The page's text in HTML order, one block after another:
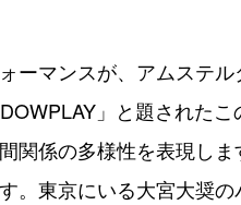
ーマンスが、アムステ
」と題された
関係の多様性を表現し
。東京にいる大宮大奨